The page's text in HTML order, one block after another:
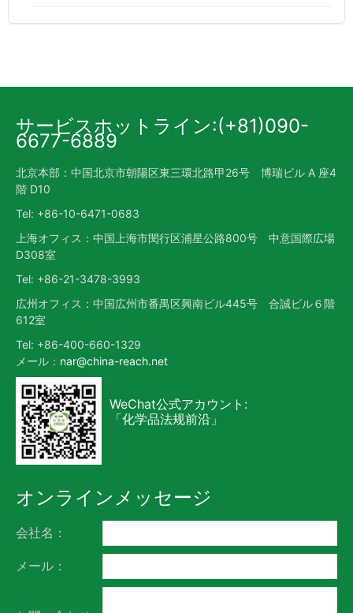
サービスホットライン:(+81)090-
6677-6889
北京本部：中国北京市朝陽区東三環北路甲26号 博瑞ビル A 座4
階 D10
Tel: +86-10-6471-0683
上海オフィス：中国上海市閔行区浦星公路800号 中意国際広場
D308室
Tel: +86-21-3478-3993
広州オフィス：中国広州市番禺区興南ビル445号 合誠ビル６階
612室
Tel: +86-400-660-1329
メール： nar@china-reach.net
WeChat公式アカウント:
「化学品法规前沿」
オンラインメッセージ
会社名：
メール：